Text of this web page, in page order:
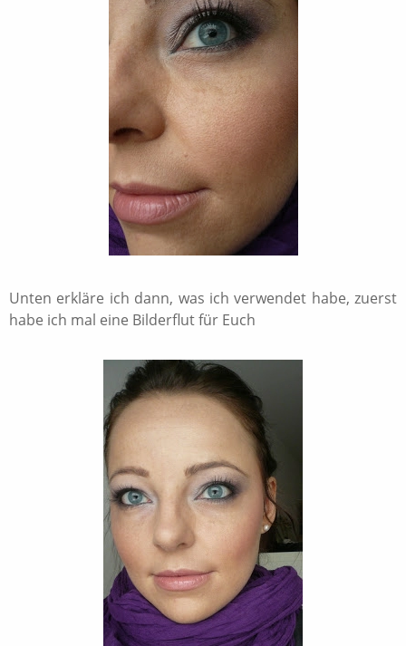
Unten erkläre ich dann, was ich verwendet habe, zuerst
habe ich mal eine Bilderflut für Euch